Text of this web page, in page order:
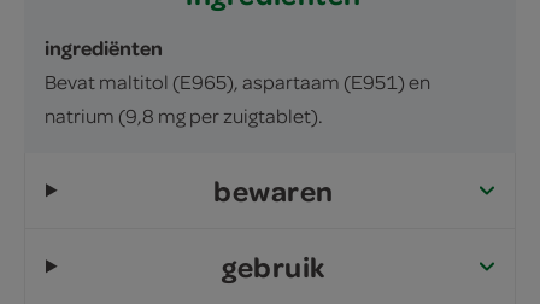
ingrediënten
Bevat maltitol (E965), aspartaam (E951) en
natrium (9,8 mg per zuigtablet).
bewaren
gebruik